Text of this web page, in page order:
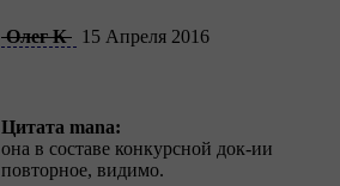
Олег К 15 Апреля 2016
Цитата mana:
она в составе конкурсной док-ии
повторное, видимо.